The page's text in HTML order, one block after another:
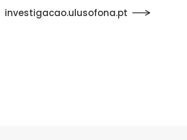
investigacao.ulusofona.pt